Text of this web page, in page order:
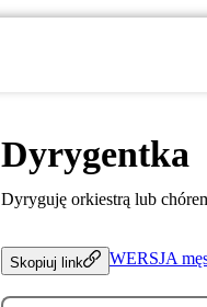
Dyrygentka
Dyryguję orkiestrą lub
Skopiuj link WERSJA